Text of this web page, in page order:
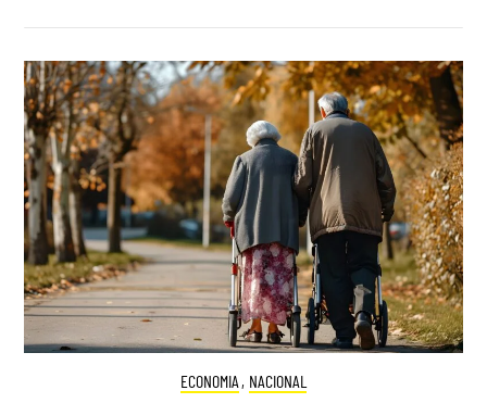
ECONOMIA , NACIONAL